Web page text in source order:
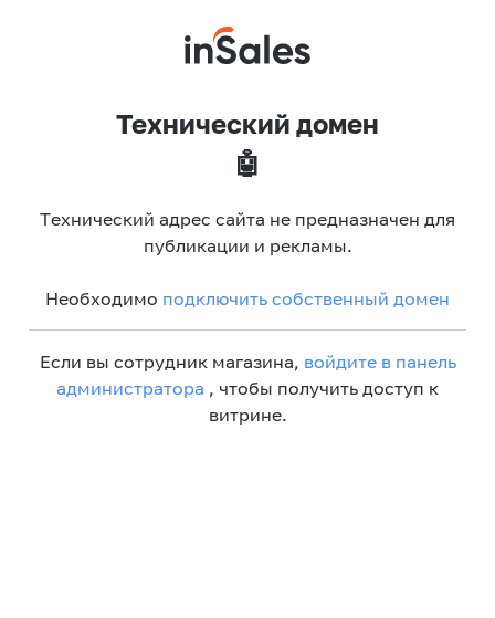
Технический домен
🤖
Технический адрес сайта не предназначен для
публикации и рекламы.
Необходимо подключить собственный домен
Если вы сотрудник магазина, войдите в панель
администратора , чтобы получить доступ к
витрине.